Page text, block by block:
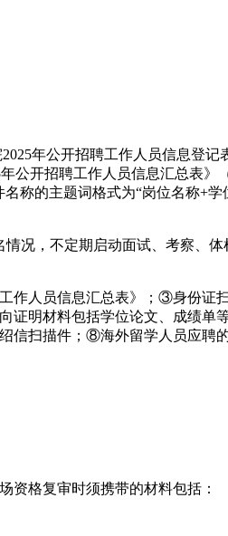
年公开招聘工作人员信息登记
公开招聘工作人员信息汇总表
称的主题词格式为“岗位名称+
况，不定期启动面试、考察、
作人员信息汇总表》；③身份证
明材料包括学位论文、成绩
扫描件；⑧海外留学人员应聘
资格复审时须携带的材料包括：